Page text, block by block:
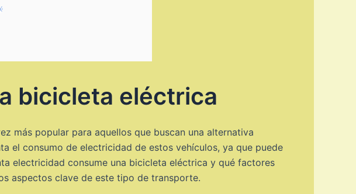
bicicleta eléctrica
más popular para aquellos que buscan una alternativa
el consumo de electricidad de estos vehículos, ya que puede
electricidad consume una bicicleta eléctrica y qué factores
aspectos clave de este tipo de transporte.